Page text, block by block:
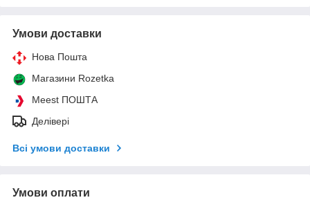
Умови доставки
Нова Пошта
Магазини Rozetka
Meest ПОШТА
Делівері
Всі умови доставки
Умови оплати